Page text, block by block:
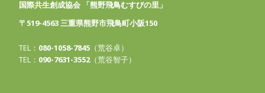
国際共生創成協会 「熊野飛鳥むすびの里」
〒519-4563 三重県熊野市飛鳥町小阪150
TEL： 080-1058-7845 （荒谷卓）
TEL： 090-7631-3552（荒谷智子）